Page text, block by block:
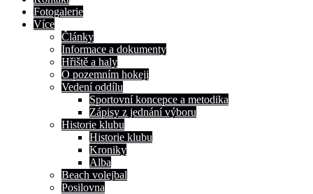
Fotogalerie
Více
Články
Informace a dokumenty
Hřiště a haly
O pozemním hokeji
Vedení oddílu
Sportovní koncepce a metodika
Zápisy z jednání výboru
Historie klubu
Historie klubu
Kroniky
Alba
Beach volejbal
Posilovna